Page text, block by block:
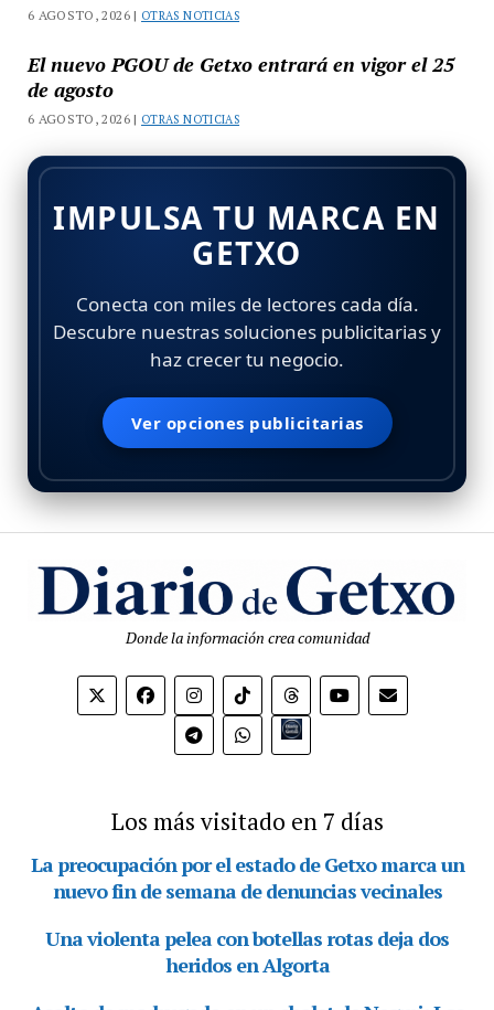
6 AGOSTO, 2026 | OTRAS NOTICIAS
El nuevo PGOU de Getxo entrará en vigor el 25
de agosto
6 AGOSTO, 2026 | OTRAS NOTICIAS
IMPULSA TU MARCA EN
GETXO
Conecta con miles de lectores cada día.
Descubre nuestras soluciones publicitarias y
haz crecer tu negocio.
Ver opciones publicitarias
Donde la información crea comunidad
Bio.link
Los más visitado en 7 días